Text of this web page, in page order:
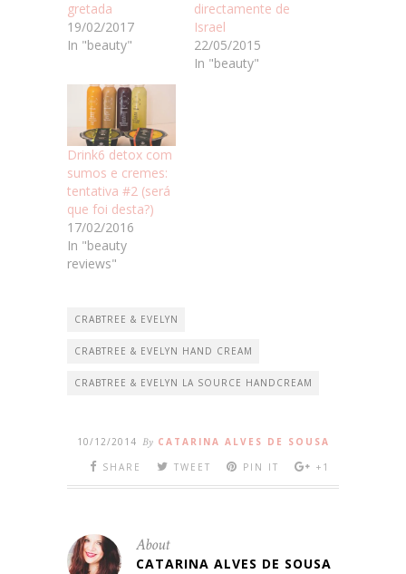
gretada
19/02/2017
In "beauty"
directamente de
Israel
22/05/2015
In "beauty"
Drink6 detox com
sumos e cremes:
tentativa #2 (será
que foi desta?)
17/02/2016
In "beauty
reviews"
CRABTREE & EVELYN
CRABTREE & EVELYN HAND CREAM
CRABTREE & EVELYN LA SOURCE HANDCREAM
10/12/2014 By CATARINA ALVES DE SOUSA
SHARE
TWEET PIN IT +1
About
CATARINA ALVES DE SOUSA